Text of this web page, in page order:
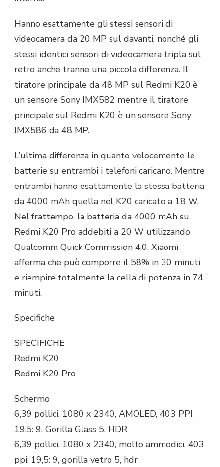
Hanno esattamente gli stessi sensori di
videocamera da 20 MP sul davanti, nonché gli
stessi identici sensori di videocamera tripla sul
retro anche tranne una piccola differenza. Il
tiratore principale da 48 MP sul Redmi K20 è
un sensore Sony IMX582 mentre il tiratore
principale sul Redmi K20 è un sensore Sony
IMX586 da 48 MP.
L’ultima differenza in quanto velocemente le
batterie su entrambi i telefoni caricano. Mentre
entrambi hanno esattamente la stessa batteria
da 4000 mAh quella nel K20 caricato a 18 W.
Nel frattempo, la batteria da 4000 mAh su
Redmi K20 Pro addebiti a 20 W utilizzando
Qualcomm Quick Commission 4.0. Xiaomi
afferma che può comporre il 58% in 30 minuti
e riempire totalmente la cella di potenza in 74
minuti.
Specifiche
SPECIFICHE
Redmi K20
Redmi K20 Pro
Schermo
6,39 pollici, 1080 x 2340, AMOLED, 403 PPI,
19,5: 9, Gorilla Glass 5, HDR
6,39 pollici, 1080 x 2340, molto ammodici, 403
ppi, 19,5: 9, gorilla vetro 5, hdr